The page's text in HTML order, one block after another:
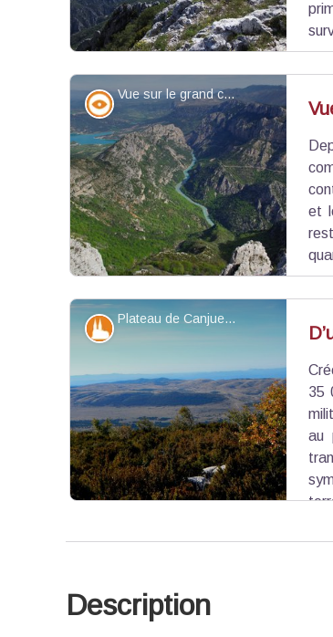
Voir l'image en plein
Vue sur le grand canyon - ©Jordan Lacoste - PNR Verdon
Voir l'image en plein
Point de vue - sommet
et
Plateau de Canjuers - ©Stefano Blanc - PNR Verdon
Voir l'image en plein écran
Patrimoine et histoire
35
au
presque inhabité où la nature
Description